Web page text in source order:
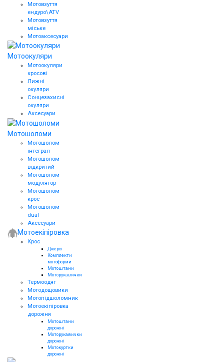
Мотовзуття
ендуро\АТV
Мотовзуття
міське
Мотоаксесуари
Мотоокуляри
Мотоокуляри
кросові
Лижні
окуляри
Сонцезахисні
окуляри
Аксесуари
Мотошоломи
Мотошолом
інтеграл
Мотошолом
відкритий
Мотошолом
модулятор
Мотошолом
крос
Мотошолом
dual
Аксесуари
Мотоекіпіровка
Крос
Джерсі
Комплекти
мотоформи
Мотоштани
Моторукавички
Термоодяг
Мотодощовики
Мотопідшоломник
Мотоекіпіровка
дорожня
Мотоштани
дорожні
Моторукавички
дорожні
Мотокуртки
дорожні